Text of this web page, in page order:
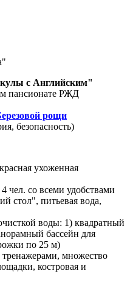
с Английским"
пансионате РЖД
рощи
безопасность)
ухоженная
чел. со всеми удобствами
стол", питьевая вода,
воды: 1) квадратный
бассейн для
по 25 м)
множество
костровая и